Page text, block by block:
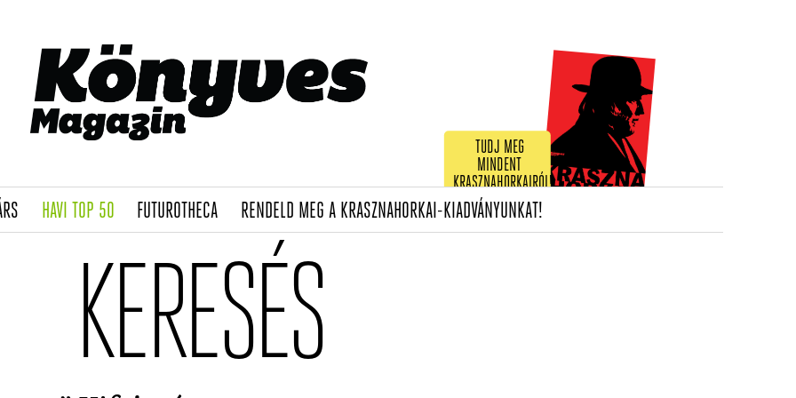
TUDJ MEG
MINDENT
KRASZNAHORKAIRÓL!
(CURRENT)
HAVI TOP 50(CURRENT)
FUTUROTHECA(CURRENT)
RENDELD MEG A KRASZNAHORKAI-KIADVÁNYUNKAT!(CURRENT)
KERESÉS